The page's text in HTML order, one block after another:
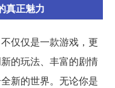
真正魅力
仅仅是一款游戏，更
的玩法、丰富的剧情
新的世界。无论你是